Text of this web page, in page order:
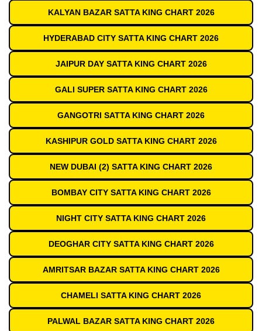
KALYAN BAZAR SATTA KING CHART 2026
HYDERABAD CITY SATTA KING CHART 2026
JAIPUR DAY SATTA KING CHART 2026
GALI SUPER SATTA KING CHART 2026
GANGOTRI SATTA KING CHART 2026
KASHIPUR GOLD SATTA KING CHART 2026
NEW DUBAI (2) SATTA KING CHART 2026
BOMBAY CITY SATTA KING CHART 2026
NIGHT CITY SATTA KING CHART 2026
DEOGHAR CITY SATTA KING CHART 2026
AMRITSAR BAZAR SATTA KING CHART 2026
CHAMELI SATTA KING CHART 2026
PALWAL BAZAR SATTA KING CHART 2026